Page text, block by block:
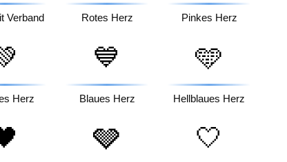
Verband Rotes Herz Pinkes Herz
Herz
💙
Blaues Herz
🩵
Hellblaues Herz
🩶 🤍